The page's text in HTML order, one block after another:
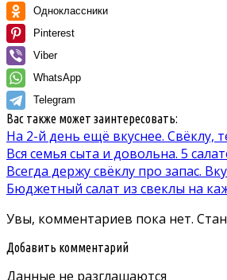
Одноклассники
Pinterest
Viber
WhatsApp
Telegram
Вас также может заинтересовать:
На 2-й день ещё вкуснее. Свёклу,
Вся семья сыта и довольна. 5
Всегда держу свёклу про запас.
Бюджетный салат из свеклы на
Увы, комментариев пока нет.
Добавить комментарий
Данные не разглашаются